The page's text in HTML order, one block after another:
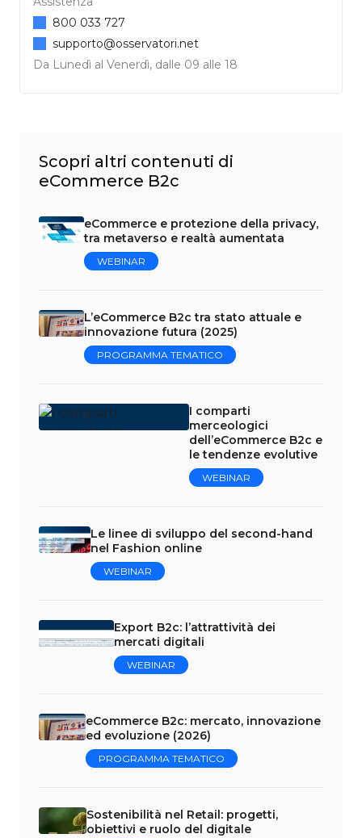
Da Lunedì al Venerdì, dalle 09 alle 18
800 033 727
supporto@osservatori.net
Scopri altri contenuti di
eCommerce B2c
eCommerce e protezione della privacy,
tra metaverso e realtà aumentata
WEBINAR
L’eCommerce B2c tra stato attuale e
innovazione futura (2025)
PROGRAMMA TEMATICO
I comparti
merceologici
dell’eCommerce B2c e
le tendenze evolutive
WEBINAR
Le linee di sviluppo del second-hand
nel Fashion online
WEBINAR
Export B2c: l’attrattività dei
mercati digitali
WEBINAR
eCommerce B2c: mercato, innovazione
ed evoluzione (2026)
PROGRAMMA TEMATICO
Sostenibilità nel Retail: progetti,
obiettivi e ruolo del digitale